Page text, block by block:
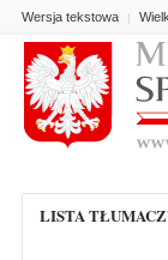
Wersja tekstowa |
LISTA